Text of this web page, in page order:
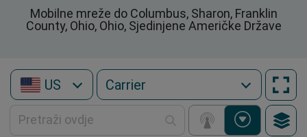
Mobilne mreže do Columbus, Sharon, Franklin
County, Ohio, Ohio, Sjedinjene Američke Države
US